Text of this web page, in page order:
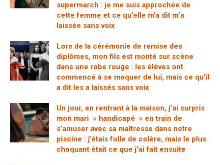
supermarch : je me suis approchée de
cette femme et ce qu’elle m’a dit m’a
laissée sans voix
Lors de la cérémonie de remise des
diplômes, mon fils est monté sur scène
dans une robe rouge : les élèves ont
commencé à se moquer de lui, mais ce qu’il
a dit les a laissés sans voix
Un jour, en rentrant à la maison, j’ai surpris
mon mari » handicapé » en train de
s’amuser avec sa maîtresse dans notre
piscine : j’étais folle de colère, mais le plus
choquant était ce que j’ai fait ensuite